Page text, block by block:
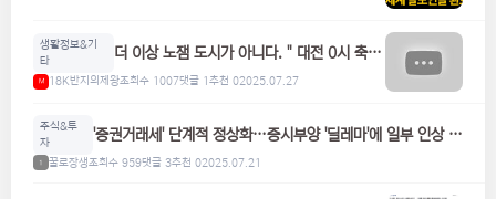
생활정보&기
타
더 이상 노잼 도시가 아니다. " 대전 0시 축
M 18K반지의제왕조회수 1007댓글 1추천 02025.07.27
주식&투
자
'증권거래세' 단계적 정상화…증시부양 '딜레마'에 일부 인상 검
1 꿀로장생조회수 959댓글 3추천 02025.07.21